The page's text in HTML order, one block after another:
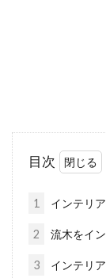
目次
1 インテリ
2 流木をイ
3 インテリ